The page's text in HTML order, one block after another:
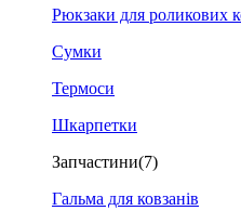
Рюкзаки для роликових
Сумки
Термоси
Шкарпетки
Запчастини(7)
Гальма для ковзанів